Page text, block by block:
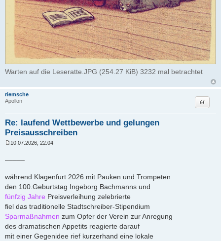
Warten auf die Leseratte.JPG (254.27 KiB) 3232 mal betrachtet
riemsche
Apollon
Re: laufend Wettbewerbe und gelungen
Preisausschreiben
Zitat
i
r
a
g
10.07.2026, 22:04
während Klagenfurt 2026 mit Pauken und Trompeten
den 100.Geburtstag Ingeborg Bachmanns und
fünfzig Jahre Preisverleihung zelebrierte
fiel das traditionelle Stadtschreiber-Stipendium
Sparmaßnahmen zum Opfer der Verein zur Anregung
des dramatischen Appetits reagierte darauf
mit einer Gegenidee rief kurzerhand eine lokale